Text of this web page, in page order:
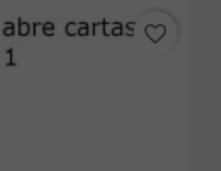
favorite_border